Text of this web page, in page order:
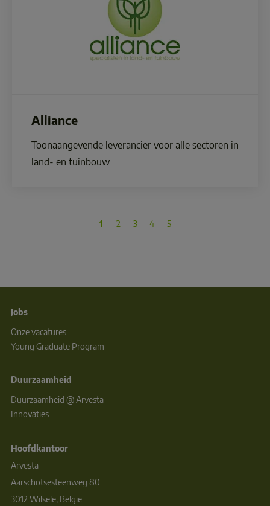
Alliance
Toonaangevende leverancier voor alle sectoren in
land- en tuinbouw
1 2 3 4 5
Jobs
Onze vacatures
Young Graduate Program
Duurzaamheid
Duurzaamheid @ Arvesta
Innovaties
Hoofdkantoor
Arvesta
Aarschotsesteenweg 80
3012 Wilsele, België